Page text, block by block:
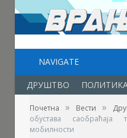
NAVIGATE
ДРУШТВО
Почетна » Вести »
обустава
мобилности